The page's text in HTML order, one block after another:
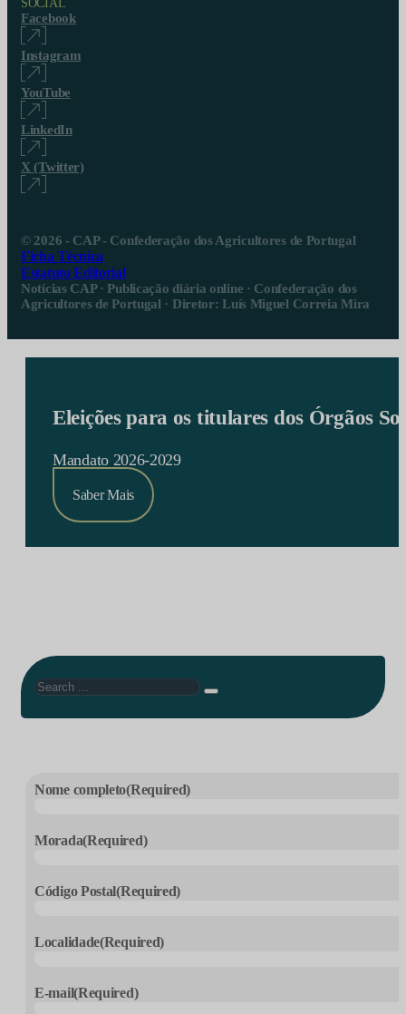
SOCIAL
Facebook
Instagram
YouTube
LinkedIn
X (Twitter)
© 2026 - CAP - Confederação dos Agricultores de Portugal
Ficha Técnica
Estatuto Editorial
Notícias CAP · Publicação diária online · Confederação dos
Agricultores de Portugal · Diretor: Luís Miguel Correia Mira
Eleições para os titulares dos Órgãos
Mandato 2026-2029
Saber Mais
Search
Nome completo(Required)
Morada(Required)
Código Postal(Required)
Localidade(Required)
E-mail(Required)